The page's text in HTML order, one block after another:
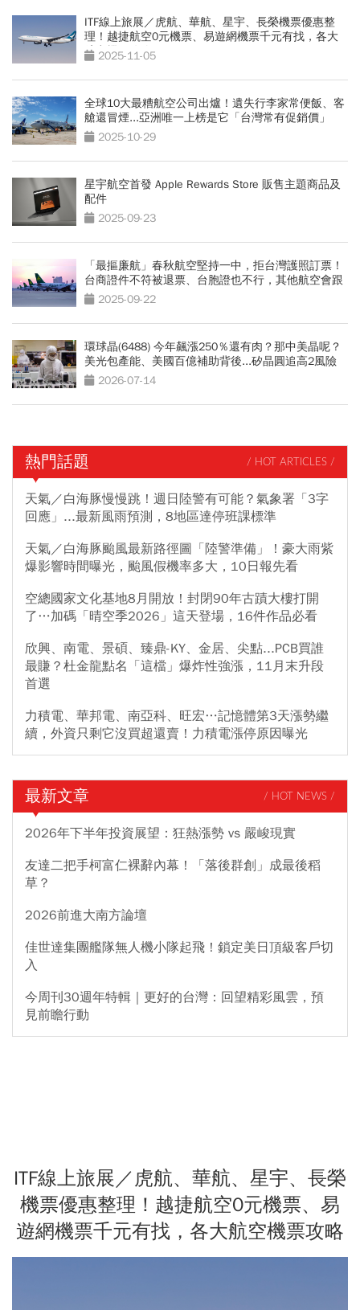
ITF線上旅展／虎航、華航、星宇、長榮機票優惠整
理！越捷航空0元機票、易遊網機票千元有找，各大
航空機票攻略
2025-11-05
全球10大最糟航空公司出爐！遺失行李家常便飯、客
艙還冒煙...亞洲唯一上榜是它「台灣常有促銷價」
2025-10-29
星宇航空首發 Apple Rewards Store 販售主題商品及
配件
2025-09-23
「最摳廉航」春秋航空堅持一中，拒台灣護照訂票！
台商證件不符被退票、台胞證也不行，其他航空會跟
進？2025-09-22
環球晶(6488) 今年飆漲250％還有肉？那中美晶呢？
美光包產能、美國百億補助背後...矽晶圓追高2風險
2026-07-14
熱門話題 / HOT ARTICLES /
天氣／白海豚慢慢跳！週日陸警有可能？氣象署「3字
回應」...最新風雨預測，8地區達停班課標準
天氣／白海豚颱風最新路徑圖「陸警準備」！豪大雨紫
爆影響時間曝光，颱風假機率多大，10日報先看
空總國家文化基地8月開放！封閉90年古蹟大樓打開
了…加碼「晴空季2026」這天登場，16件作品必看
欣興、南電、景碩、臻鼎-KY、金居、尖點...PCB買誰
最賺？杜金龍點名「這檔」爆炸性強漲，11月末升段
首選
力積電、華邦電、南亞科、旺宏…記憶體第3天漲勢繼
續，外資只剩它沒買超還賣！力積電漲停原因曝光
最新文章 / HOT NEWS /
2026年下半年投資展望：狂熱漲勢 vs 嚴峻現實
友達二把手柯富仁裸辭內幕！「落後群創」成最後稻
草？
2026前進大南方論壇
佳世達集團艦隊無人機小隊起飛！鎖定美日頂級客戶切
入
今周刊30週年特輯｜更好的台灣：回望精彩風雲，預
見前瞻行動
ITF線上旅展／虎航、華航、星宇、長榮
機票優惠整理！越捷航空0元機票、易
遊網機票千元有找，各大航空機票攻略